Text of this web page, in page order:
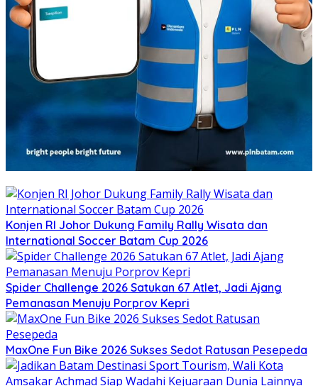
Konjen RI Johor Dukung Family Rally Wisata dan
International Soccer Batam Cup 2026
Spider Challenge 2026 Satukan 67 Atlet, Jadi Ajang
Pemanasan Menuju Porprov Kepri
MaxOne Fun Bike 2026 Sukses Sedot Ratusan Pesepeda